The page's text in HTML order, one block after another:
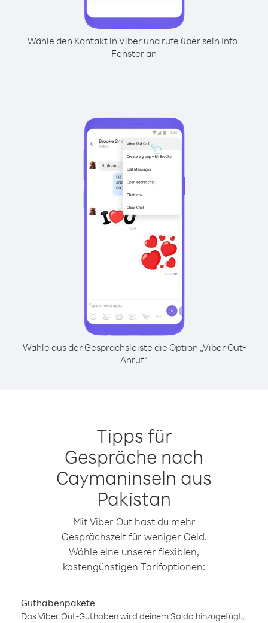
Wähle den Kontakt in Viber und rufe über sein Info-
Fenster an
Wähle aus der Gesprächsleiste die Option „Viber Out-
Anruf“
Tipps für
Gespräche nach
Caymaninseln aus
Pakistan
Mit Viber Out hast du mehr
Gesprächszeit für weniger Geld.
Wähle eine unserer flexiblen,
kostengünstigen Tarifoptionen:
Guthabenpakete
Das Viber Out-Guthaben wird deinem Saldo hinzugefügt,